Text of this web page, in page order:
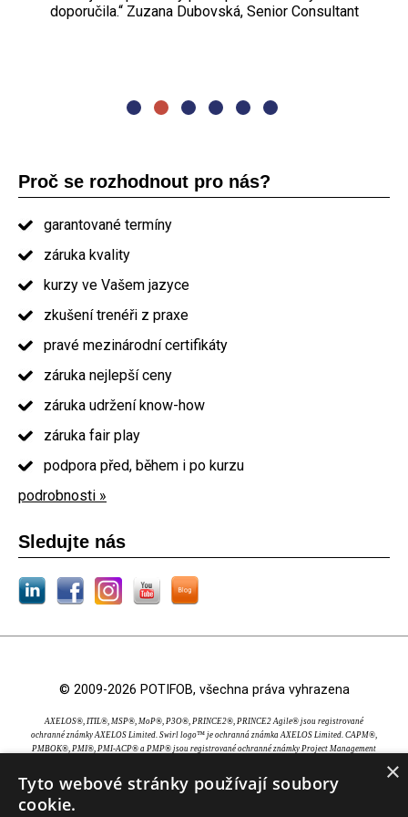
Turovský, Project manager
doporučila.“ Zuzana Dubovská, Senior Consultant
neměnila bych ho." Oľga Pašmíková, project manager
Kurz byl intenzivní a dobře zorganizovaný." absolvent
Proč se rozhodnout pro nás?
garantované termíny
záruka kvality
kurzy ve Vašem jazyce
zkušení trenéři z praxe
pravé mezinárodní certifikáty
záruka nejlepší ceny
záruka udržení know-how
záruka fair play
podpora před, během i po kurzu
podrobnosti »
Sledujte nás
© 2009-2026 POTIFOB, všechna práva vyhrazena
AXELOS®, ITIL®, MSP®, MoP®, P3O®, PRINCE2®, PRINCE2 Agile® jsou registrované
ochranné známky AXELOS Limited. Swirl logo™ je ochranná známka AXELOS Limited. CAPM®,
PMBOK®, PMI®, PMI-ACP® a PMP® jsou registrované ochranné známky Project Management
ochranná známka International Project Management Association. TOGAF® je registrovaná
ochranná známka The Open Group.
×
Tyto webové stránky používají soubory
cookie.